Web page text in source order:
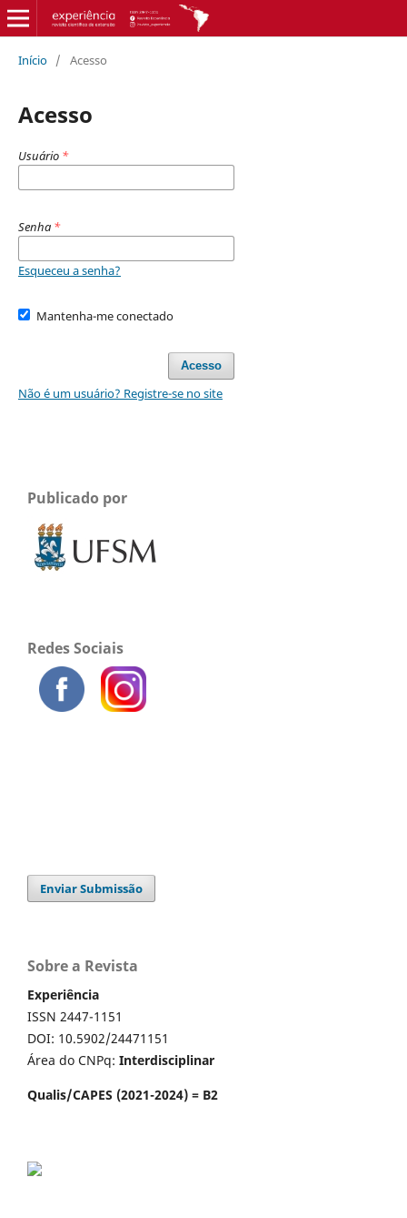
Início / Acesso
Acesso
Usuário *
Senha *
Esqueceu a senha?
Mantenha-me conectado
Acesso
Não é um usuário? Registre-se no site
Publicado por
Redes Sociais
Enviar Submissão
Sobre a Revista
Experiência
ISSN 2447-1151
DOI: 10.5902/24471151
Área do CNPq: Interdisciplinar
Qualis/CAPES (2021-2024) = B2